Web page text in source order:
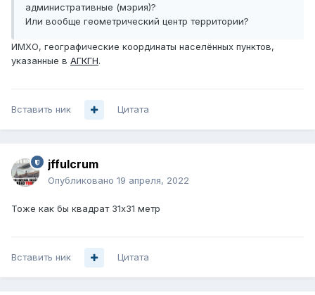
административные (мэрия)?
Или вообще геометрический центр территории?
ИМХО, географические координаты населённых пунктов,
указанные в АГКГН.
Вставить ник Цитата
jffulcrum
Опубликовано 19 апреля, 2022
Тоже как бы квадрат 31х31 метр
Вставить ник Цитата